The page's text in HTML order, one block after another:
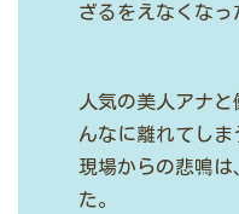
ざるをえなくなっ
人気の美人アナ
んなに離れてしま
現場からの悲鳴
た。